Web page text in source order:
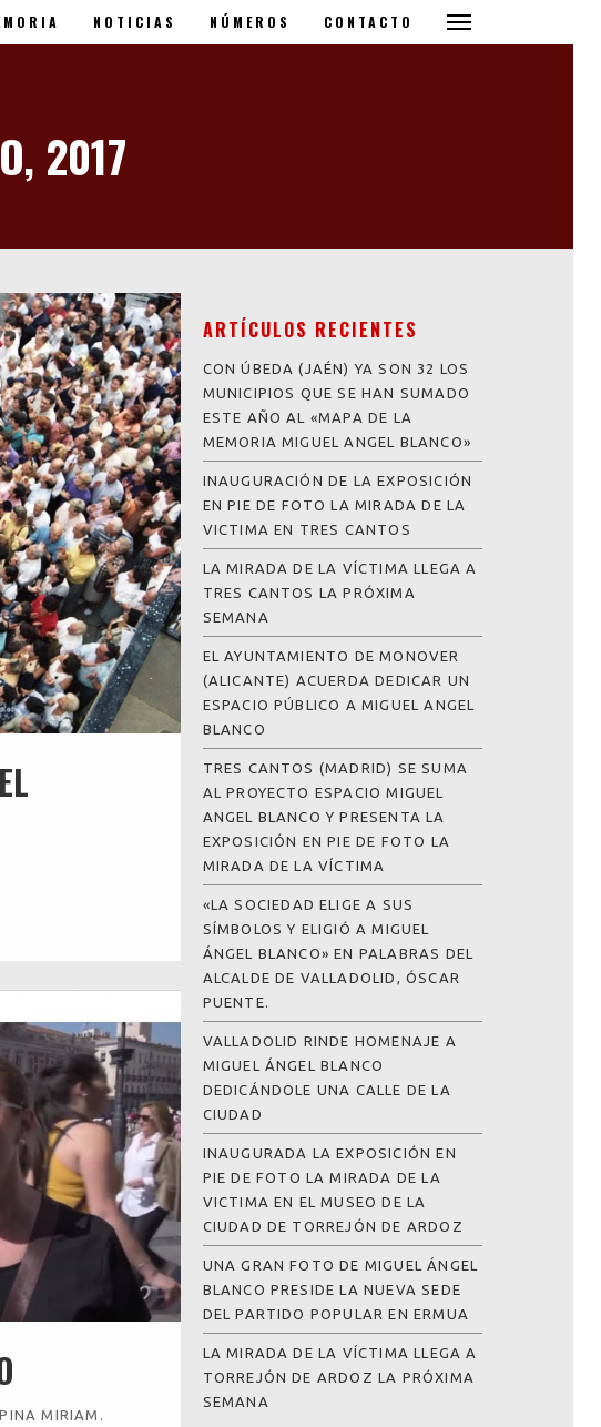
NOTICIAS NÚMEROS CONTACTO
2017
MIRIAM.
ARTÍCULOS RECIENTES
CON ÚBEDA (JAÉN) YA SON 32 LOS
MUNICIPIOS QUE SE HAN SUMADO
ESTE AÑO AL «MAPA DE LA
MEMORIA MIGUEL ANGEL BLANCO»
INAUGURACIÓN DE LA EXPOSICIÓN
EN PIE DE FOTO LA MIRADA DE LA
VICTIMA EN TRES CANTOS
LA MIRADA DE LA VÍCTIMA LLEGA A
TRES CANTOS LA PRÓXIMA
SEMANA
EL AYUNTAMIENTO DE MONOVER
(ALICANTE) ACUERDA DEDICAR UN
ESPACIO PÚBLICO A MIGUEL ANGEL
BLANCO
TRES CANTOS (MADRID) SE SUMA
AL PROYECTO ESPACIO MIGUEL
ANGEL BLANCO Y PRESENTA LA
EXPOSICIÓN EN PIE DE FOTO LA
MIRADA DE LA VÍCTIMA
«LA SOCIEDAD ELIGE A SUS
SÍMBOLOS Y ELIGIÓ A MIGUEL
ÁNGEL BLANCO» EN PALABRAS DEL
ALCALDE DE VALLADOLID, ÓSCAR
PUENTE.
VALLADOLID RINDE HOMENAJE A
MIGUEL ÁNGEL BLANCO
DEDICÁNDOLE UNA CALLE DE LA
CIUDAD
INAUGURADA LA EXPOSICIÓN EN
PIE DE FOTO LA MIRADA DE LA
VICTIMA EN EL MUSEO DE LA
CIUDAD DE TORREJÓN DE ARDOZ
UNA GRAN FOTO DE MIGUEL ÁNGEL
BLANCO PRESIDE LA NUEVA SEDE
DEL PARTIDO POPULAR EN ERMUA
LA MIRADA DE LA VÍCTIMA LLEGA A
TORREJÓN DE ARDOZ LA PRÓXIMA
SEMANA